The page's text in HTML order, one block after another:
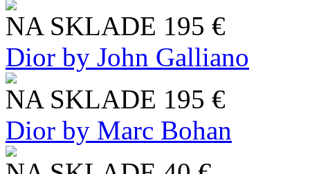
NA SKLADE 195 €
Dior by John Galliano
NA SKLADE 195 €
Dior by Marc Bohan